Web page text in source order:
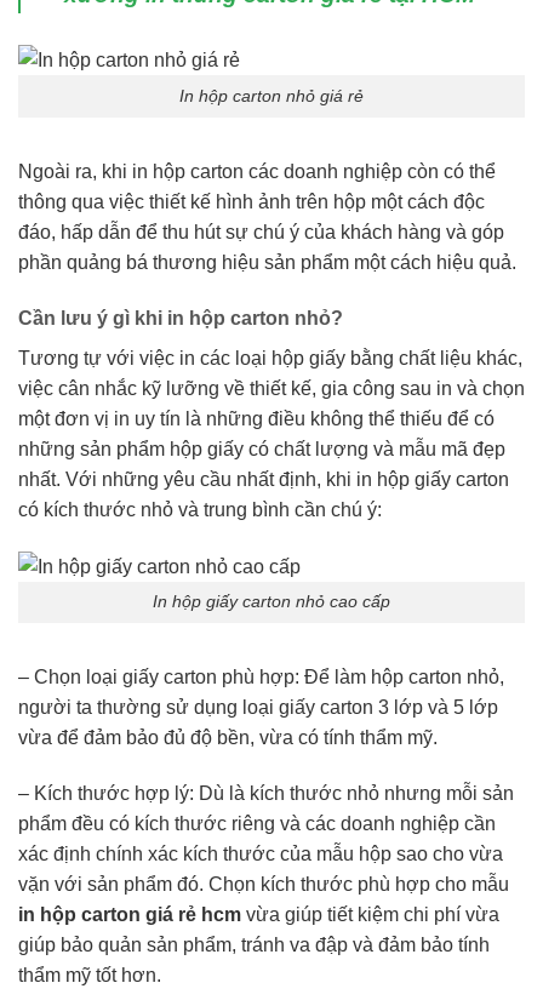
In hộp carton nhỏ giá rẻ
Ngoài ra, khi in hộp carton các doanh nghiệp còn có thể
thông qua việc thiết kế hình ảnh trên hộp một cách độc
đáo, hấp dẫn để thu hút sự chú ý của khách hàng và góp
phần quảng bá thương hiệu sản phẩm một cách hiệu quả.
Cần lưu ý gì khi in hộp carton nhỏ?
Tương tự với việc in các loại hộp giấy bằng chất liệu khác,
việc cân nhắc kỹ lưỡng về thiết kế, gia công sau in và chọn
một đơn vị in uy tín là những điều không thể thiếu để có
những sản phẩm hộp giấy có chất lượng và mẫu mã đẹp
nhất. Với những yêu cầu nhất định, khi in hộp giấy carton
có kích thước nhỏ và trung bình cần chú ý:
In hộp giấy carton nhỏ cao cấp
– Chọn loại giấy carton phù hợp: Để làm hộp carton nhỏ,
người ta thường sử dụng loại giấy carton 3 lớp và 5 lớp
vừa để đảm bảo đủ độ bền, vừa có tính thẩm mỹ.
– Kích thước hợp lý: Dù là kích thước nhỏ nhưng mỗi sản
phẩm đều có kích thước riêng và các doanh nghiệp cần
xác định chính xác kích thước của mẫu hộp sao cho vừa
vặn với sản phẩm đó. Chọn kích thước phù hợp cho mẫu
in hộp carton giá rẻ hcm vừa giúp tiết kiệm chi phí vừa
giúp bảo quản sản phẩm, tránh va đập và đảm bảo tính
thẩm mỹ tốt hơn.